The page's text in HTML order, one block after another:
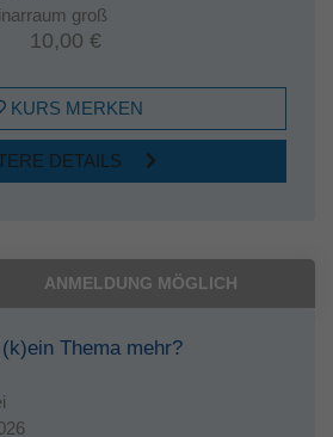
groß
10,00 €
KURS MERKEN
DETAILS
ANMELDUNG MÖGLICH
Thema mehr?